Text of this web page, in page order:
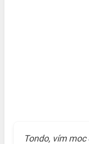
Tondo, vím